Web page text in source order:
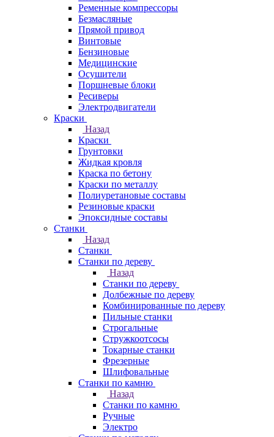
Ременные компрессоры
Безмасляные
Прямой привод
Винтовые
Бензиновые
Медицинские
Осушители
Поршневые блоки
Ресиверы
Электродвигатели
Краски
Назад
Краски
Грунтовки
Жидкая кровля
Краска по бетону
Краски по металлу
Полиуретановые составы
Резиновые краски
Эпоксидные составы
Станки
Назад
Станки
Станки по дереву
Назад
Станки по дереву
Долбежные по дереву
Комбинированные по дереву
Пильные станки
Строгальные
Стружкоотсосы
Токарные станки
Фрезерные
Шлифовальные
Станки по камню
Назад
Станки по камню
Ручные
Электро